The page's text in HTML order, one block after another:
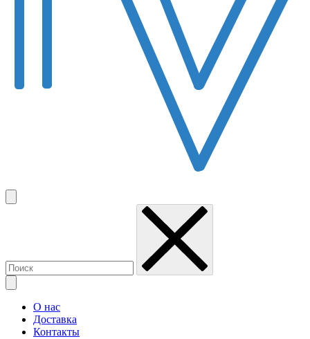
О нас
Доставка
Контакты